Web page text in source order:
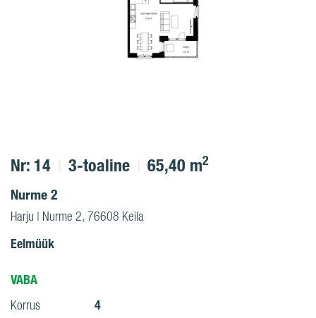
Nr: 14 3-toaline 65,40 m2
Nurme 2
Harju | Nurme 2, 76608 Keila
Eelmüük
VABA
Korrus 4